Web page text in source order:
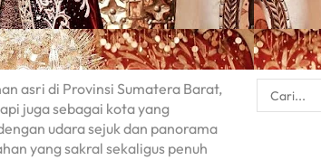
asri di Provinsi Sumatera Barat,
juga sebagai kota yang
udara sejuk dan panorama
yang sakral sekaligus penuh